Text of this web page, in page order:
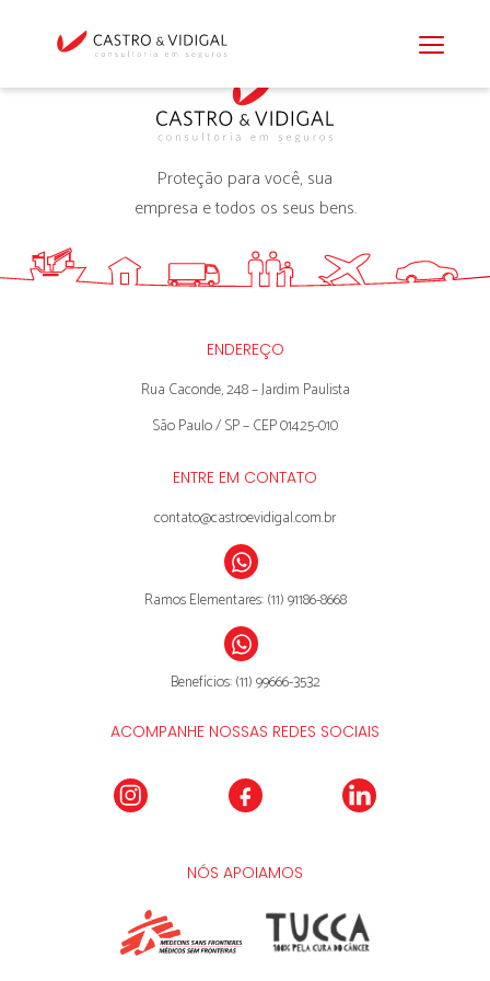
Proteção para você, sua
empresa e todos os seus bens.
ENDEREÇO
Rua Caconde, 248 – Jardim Paulista
São Paulo / SP – CEP 01425-010
ENTRE EM CONTATO
contato@castroevidigal.com.br
Ramos Elementares: (11) 91186-8668
Benefícios: (11) 99666-3532
ACOMPANHE NOSSAS REDES SOCIAIS
NÓS APOIAMOS